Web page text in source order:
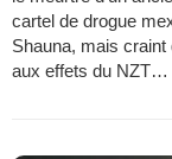
cartel de drogue
Shauna, mais craint
aux effets du NZT…